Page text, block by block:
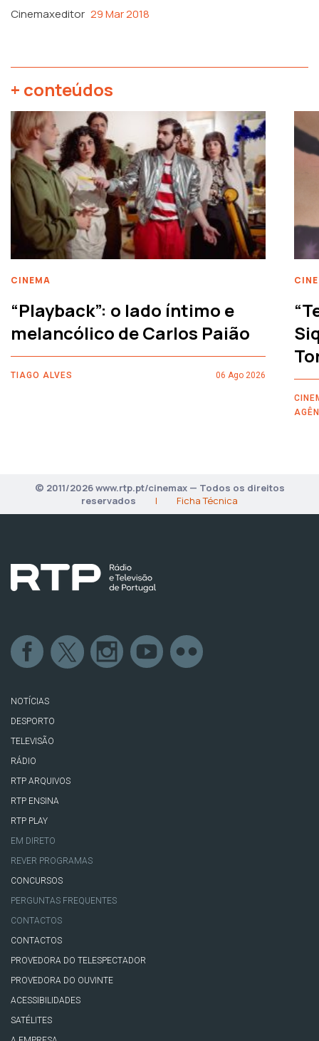
Cinemaxeditor 29 Mar 2018
+ conteúdos
CINEMA
“Playback”: o lado íntimo e
melancólico de Carlos Paião
TIAGO ALVES 06 Ago 2026
© 2011/2026 www.rtp.pt/cinemax — Todos os direitos
reservados
| Ficha Técnica
NOTÍCIAS
DESPORTO
TELEVISÃO
RÁDIO
RTP ARQUIVOS
RTP ENSINA
RTP PLAY
EM DIRETO
REVER PROGRAMAS
CONCURSOS
PERGUNTAS FREQUENTES
CONTACTOS
CONTACTOS
PROVEDORA DO TELESPECTADOR
PROVEDORA DO OUVINTE
ACESSIBILIDADES
SATÉLITES